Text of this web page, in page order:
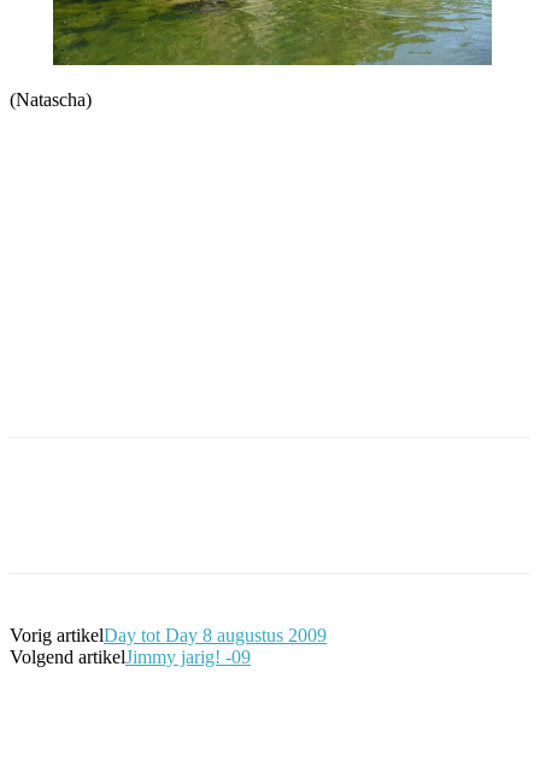
(Natascha)
Vorig artikelDay tot Day 8 augustus 2009
Volgend artikelJimmy jarig! -09